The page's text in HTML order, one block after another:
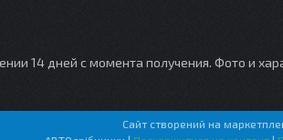
14 дней с момента получения. Фото и
Сайт створений на